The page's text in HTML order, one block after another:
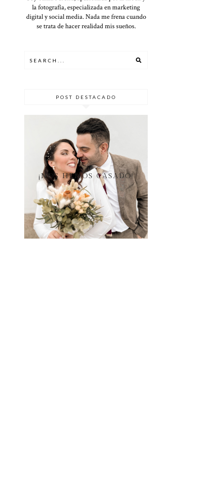
la fotografía, especializada en marketing
digital y social media. Nada me frena cuando
se trata de hacer realidad mis sueños.
POST DESTACADO
¡NOS HEMOS CASADO!